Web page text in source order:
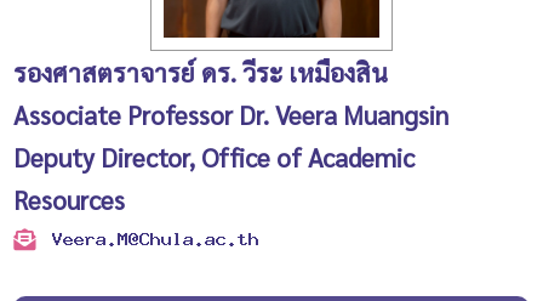
รองศาสตราจารย์ ดร. วีระ เหมืองสิน
Associate Professor Dr. Veera Muangsin
Deputy Director, Office of Academic
Resources